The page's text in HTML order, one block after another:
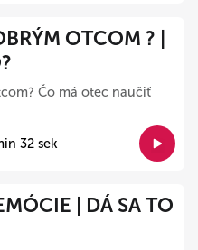
OTCOM ? |
Čo má otec naučiť
32 sek
| DÁ SA TO